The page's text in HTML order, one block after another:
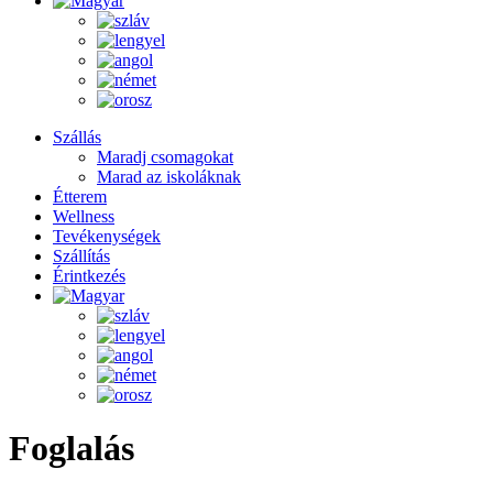
Szállás
Maradj csomagokat
Marad az iskoláknak
Étterem
Wellness
Tevékenységek
Szállítás
Érintkezés
Foglalás